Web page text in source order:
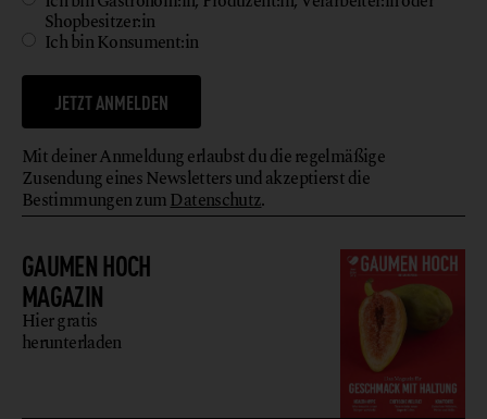
WEINGUT DORLI MUHR
WEIN
2472 Prellenkirchen